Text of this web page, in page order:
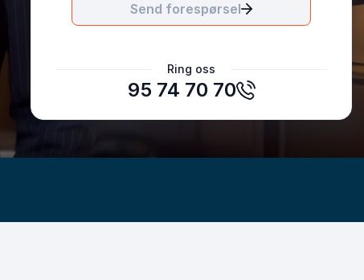
Send forespørsel
Ring oss
95 74 70 70